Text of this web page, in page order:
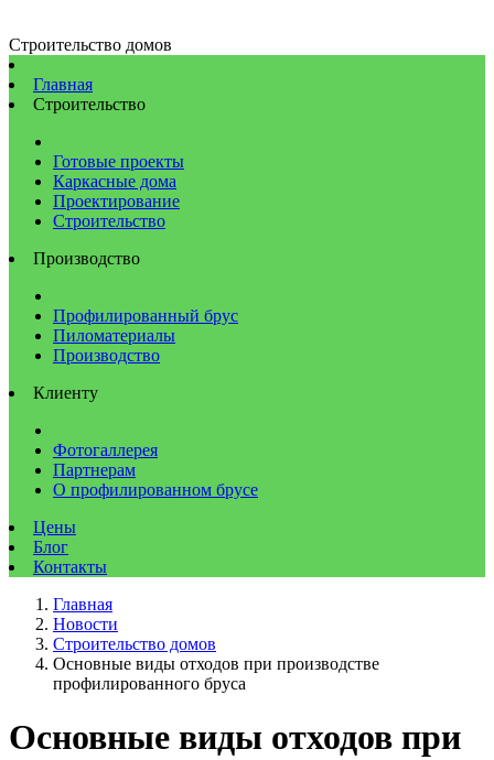
Строительство домов
Главная
Строительство
Готовые проекты
Каркасные дома
Проектирование
Строительство
Производство
Профилированный брус
Пиломатериалы
Производство
Клиенту
Фотогаллерея
Партнерам
О профилированном брусе
Цены
Блог
Контакты
Главная
Новости
Строительство домов
Основные виды отходов при производстве
профилированного бруса
Основные виды отходов при